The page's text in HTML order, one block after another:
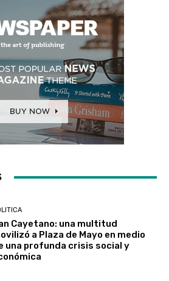
Cayetano: una multitud
a Plaza de Mayo en medio
una profunda crisis social y